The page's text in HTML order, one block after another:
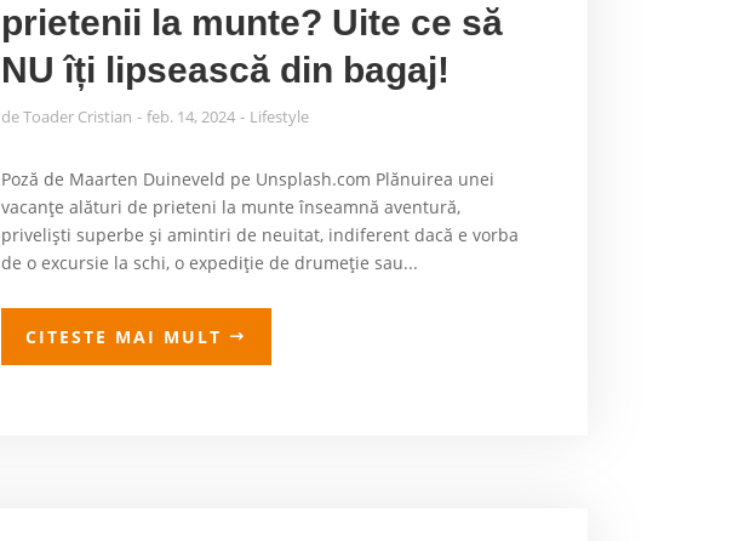
prietenii la munte? Uite ce să
NU îți lipsească din bagaj!
deToader Cristian feb. 14, 2024 Lifestyle
Poză de Maarten Duineveld pe Unsplash.com Plănuirea unei
vacanțe alături de prieteni la munte înseamnă aventură,
priveliști superbe și amintiri de neuitat, indiferent dacă e vorba
de o excursie la schi, o expediție de drumeție sau...
CITESTE MAI MULT